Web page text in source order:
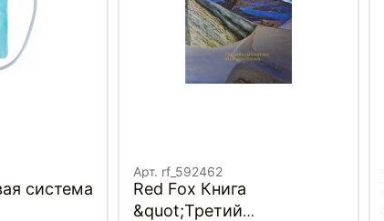
система
Арт. rf_592462
Red Fox Книга
&quot;Третий